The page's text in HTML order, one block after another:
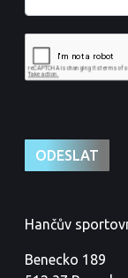
Hančův
Benecko 189